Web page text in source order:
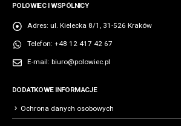
POLOWIEC I WSPÓLNICY
Adres: ul. Kielecka 8/1, 31-526 Kraków
Telefon: +48 12 417 42 67
E-mail: biuro@polowiec.pl
DODATKOWE INFORMACJE
Ochrona danych osobowych